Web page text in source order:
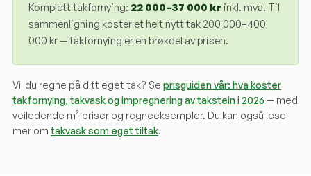
Komplett takfornying: 22 000–37 000 kr inkl. mva. Til
sammenligning koster et helt nytt tak 200 000–400
000 kr — takfornying er en brøkdel av prisen.
Vil du regne på ditt eget tak? Se prisguiden vår: hva koster
takfornying, takvask og impregnering av takstein i 2026 — med
veiledende m²-priser og regneeksempler. Du kan også lese
mer om takvask som eget tiltak.